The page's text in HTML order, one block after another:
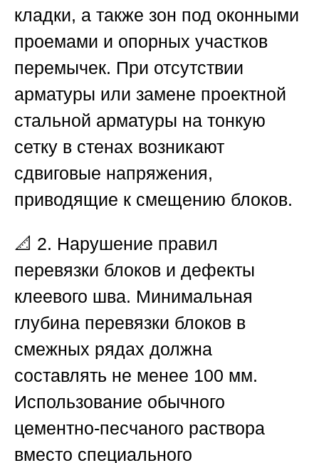
кладки, а также зон под оконными
проемами и опорных участков
перемычек. При отсутствии
арматуры или замене проектной
стальной арматуры на тонкую
сетку в стенах возникают
сдвиговые напряжения,
приводящие к смещению блоков.
📐 2. Нарушение правил
перевязки блоков и дефекты
клеевого шва. Минимальная
глубина перевязки блоков в
смежных рядах должна
составлять не менее 100 мм.
Использование обычного
цементно-песчаного раствора
вместо специального